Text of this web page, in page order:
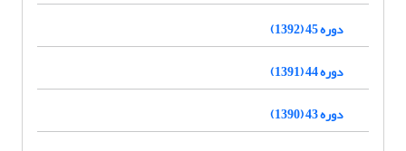
دوره 45 (1392)
دوره 44 (1391)
دوره 43 (1390)